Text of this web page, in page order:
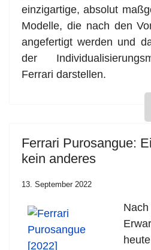
einzigartige, absolut
Modelle, die nach den
angefertigt werden und
der
Ferrari darstellen.
Ferrari Purosangue:
kein anderes
13. September 2022